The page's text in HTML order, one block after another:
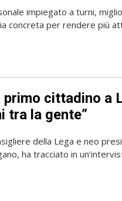
impiegato a turni,
concreta per rendere più
primo cittadino a
tra la gente”
della Lega e neo
ha tracciato in